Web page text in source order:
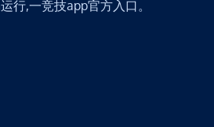
行,一竞技app官方入口。